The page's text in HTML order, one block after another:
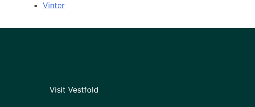
Vinter
Visit Vestfold